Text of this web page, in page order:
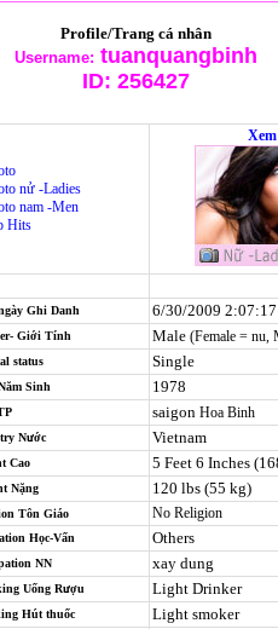
Profile/Trang cá nhân
Username: tuanquangbinh
ID: 256427
nử -Ladies
nam -Men
Hits
Ghi Danh 6/30/2009
Giới Tính Male (Female = nu,
status Single
Sinh 1978
saigon Hoa Binh
Nước Vietnam
Cao 5 Feet 6 Inches
Nặng 120 lbs (55 kg)
Tôn Giáo No Religion
Học-Vấn Others
NN xay dung
Uống Rượu Light Drinker
Hút thuốc Light smoker